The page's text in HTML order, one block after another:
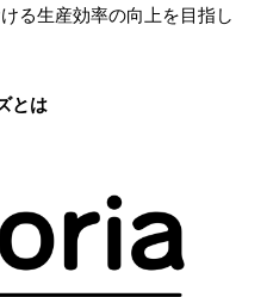
る生産効率の向上を目指し
とは